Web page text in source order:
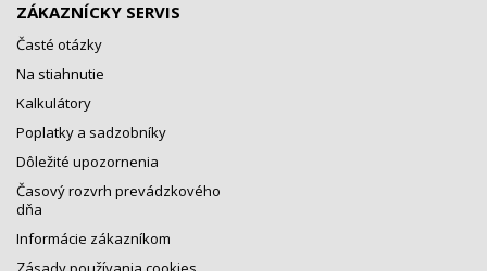
ZÁKAZNÍCKY SERVIS
Časté otázky
Na stiahnutie
Kalkulátory
Poplatky a sadzobníky
Dôležité upozornenia
Časový rozvrh prevádzkového
dňa
Informácie zákazníkom